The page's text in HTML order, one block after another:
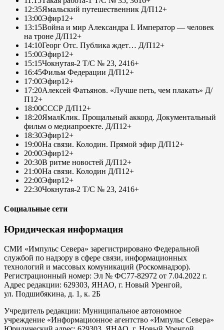
12:35Ямальский путешественник Д/П12+
13:00Эфир12+
13:15Война и мир Александра I. Император — человек
на троне Д/П12+
14:10Георг Отс. Публика ждет… Д/П12+
15:00Эфир12+
15:15Чокнутая-2 Т/С № 23, 2416+
16:45Фильм Федерации Д/П12+
17:00Эфир12+
17:20Алексей Фатьянов. «Лучше петь, чем плакать» Д/
П12+
18:00СССР Д/П12+
18:20ЯмалКлик. Прощальный аккорд. Документальный
фильм о медиапроекте. Д/П12+
18:30Эфир12+
19:00На связи. Колодин. Прямой эфир Д/П12+
20:00Эфир12+
20:30В ритме новостей Д/П12+
21:00На связи. Колодин Д/П12+
22:00Эфир12+
22:30Чокнутая-2 Т/С № 23, 2416+
Социальные сети
Юридическая информация
СМИ «Импульс Севера» зарегистрировано Федеральной
службой по надзору в сфере связи, информационных
технологий и массовых комуникаций (Роскомнадзор).
Регистрационный номер: Эл № ФС77-82972 от 7.04.2022 г.
Адрес редакции: 629303, ЯНАО, г. Новый Уренгой,
ул. Подшибякина, д. 1, к. 2Б
Учредитель редакции: Муниципальное автономное
учреждение «Информационное агентство «Импульс Севера»